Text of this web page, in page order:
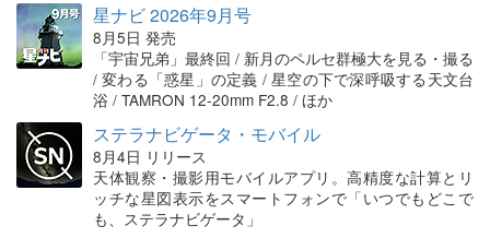
星ナビ 2026年9月号
8月5日 発売
「宇宙兄弟」最終回 / 新月のペルセ群極大を見る・撮る
/ 変わる「惑星」の定義 / 星空の下で深呼吸する天文台
浴 / TAMRON 12-20mm F2.8 / ほか
ステラナビゲータ・モバイル
8月4日 リリース
天体観察・撮影用モバイルアプリ。高精度な計算とリ
ッチな星図表示をスマートフォンで「いつでもどこで
も、ステラナビゲータ」